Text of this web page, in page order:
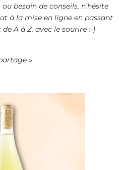
besoin de conseils, n’hésite
à la mise en ligne en passant
A à Z, avec le sourire :-)
»